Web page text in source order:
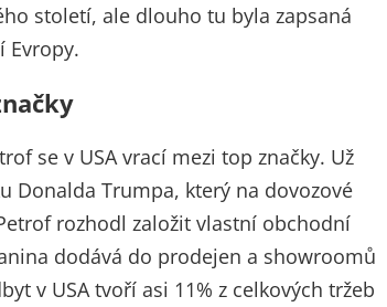
století, ale dlouho tu byla zapsaná
Evropy.
se v USA vrací mezi top značky. Už
Donalda Trumpa, který na dovozové
rozhodl založit vlastní obchodní
dodává do prodejen a showroomů
v USA tvoří asi 11% z celkových tržeb